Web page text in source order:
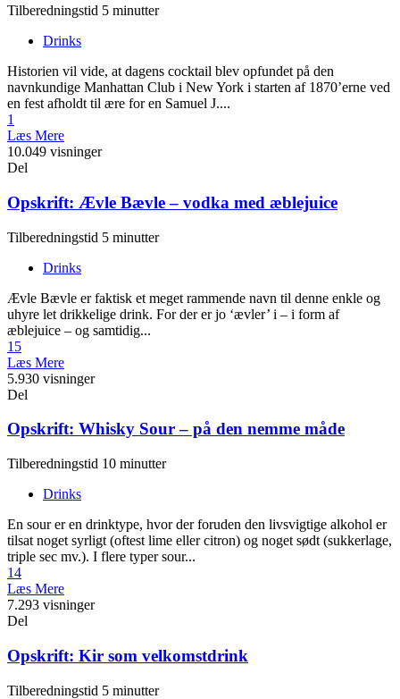
Tilberedningstid 5 minutter
Drinks
Historien vil vide, at dagens cocktail blev opfundet på den
navnkundige Manhattan Club i New York i starten af 1870’erne ved
en fest afholdt til ære for en Samuel J....
1
Læs Mere
10.049 visninger
Del
Opskrift: Ævle Bævle – vodka med æblejuice
Tilberedningstid 5 minutter
Drinks
Ævle Bævle er faktisk et meget rammende navn til denne enkle og
uhyre let drikkelige drink. For der er jo ‘ævler’ i – i form af
æblejuice – og samtidig...
15
Læs Mere
5.930 visninger
Del
Opskrift: Whisky Sour – på den nemme måde
Tilberedningstid 10 minutter
Drinks
En sour er en drinktype, hvor der foruden den livsvigtige alkohol er
tilsat noget syrligt (oftest lime eller citron) og noget sødt (sukkerlage,
triple sec mv.). I flere typer sour...
14
Læs Mere
7.293 visninger
Del
Opskrift: Kir som velkomstdrink
Tilberedningstid 5 minutter